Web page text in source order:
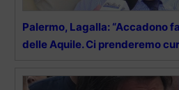
Palermo, Lagalla: “Accadono
delle Aquile. Ci prenderemo